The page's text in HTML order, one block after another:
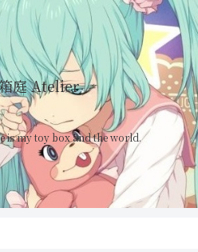
庭 Atelier
is my toy box and the world.